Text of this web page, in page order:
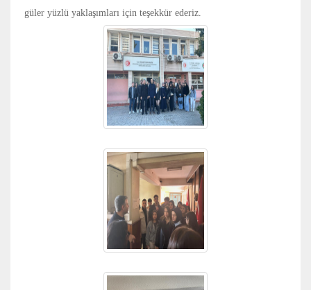
güler yüzlü yaklaşımları için teşekkür ederiz.